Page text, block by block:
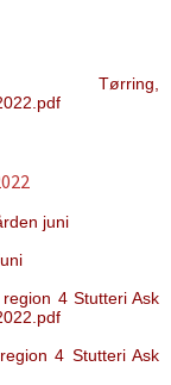
Tørring,
juni
4 Stutteri Ask
4 Stutteri Ask